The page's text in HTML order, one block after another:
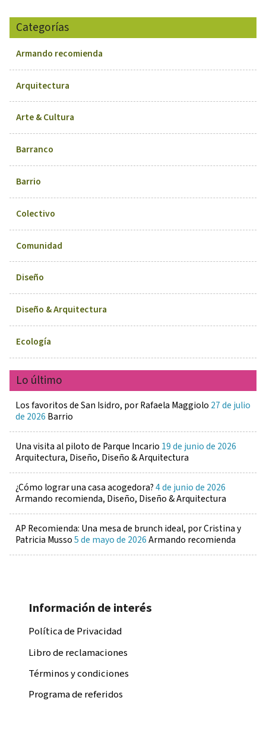
Categorías
Armando recomienda
Arquitectura
Arte & Cultura
Barranco
Barrio
Colectivo
Comunidad
Diseño
Diseño & Arquitectura
Ecología
Lo último
Los favoritos de San Isidro, por Rafaela Maggiolo 27 de julio
de 2026 Barrio
Una visita al piloto de Parque Incario 19 de junio de 2026
Arquitectura, Diseño, Diseño & Arquitectura
¿Cómo lograr una casa acogedora?4 de junio de 2026
Armando recomienda, Diseño, Diseño & Arquitectura
AP Recomienda: Una mesa de brunch ideal, por Cristina y
Patricia Musso5 de mayo de 2026Armando recomienda
Información de interés
Política de Privacidad
Libro de reclamaciones
Términos y condiciones
Programa de referidos